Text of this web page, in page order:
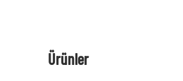
Ürünler